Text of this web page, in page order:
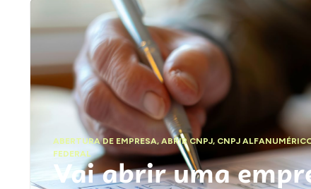
ABERTURA DE EMPRESA,ABRIR CNPJ, CNPJ
FEDERAL
Vai abrir uma